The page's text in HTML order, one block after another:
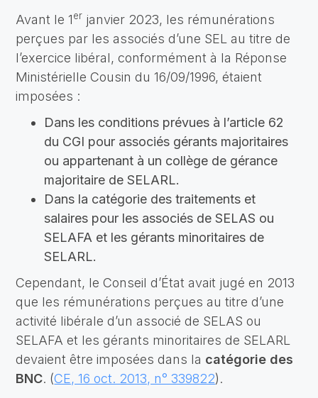
Avant le 1er janvier 2023, les rémunérations
perçues par les associés d’une SEL au titre de
l’exercice libéral, conformément à la Réponse
Ministérielle Cousin du 16/09/1996, étaient
imposées :
Dans les conditions prévues à l’article 62
du CGI pour associés gérants majoritaires
ou appartenant à un collège de gérance
majoritaire de SELARL.
Dans la catégorie des traitements et
salaires pour les associés de SELAS ou
SELAFA et les gérants minoritaires de
SELARL.
Cependant, le Conseil d’État avait jugé en 2013
que les rémunérations perçues au titre d’une
activité libérale d’un associé de SELAS ou
SELAFA et les gérants minoritaires de SELARL
devaient être imposées dans la catégorie des
BNC. (CE, 16 oct. 2013, n° 339822).